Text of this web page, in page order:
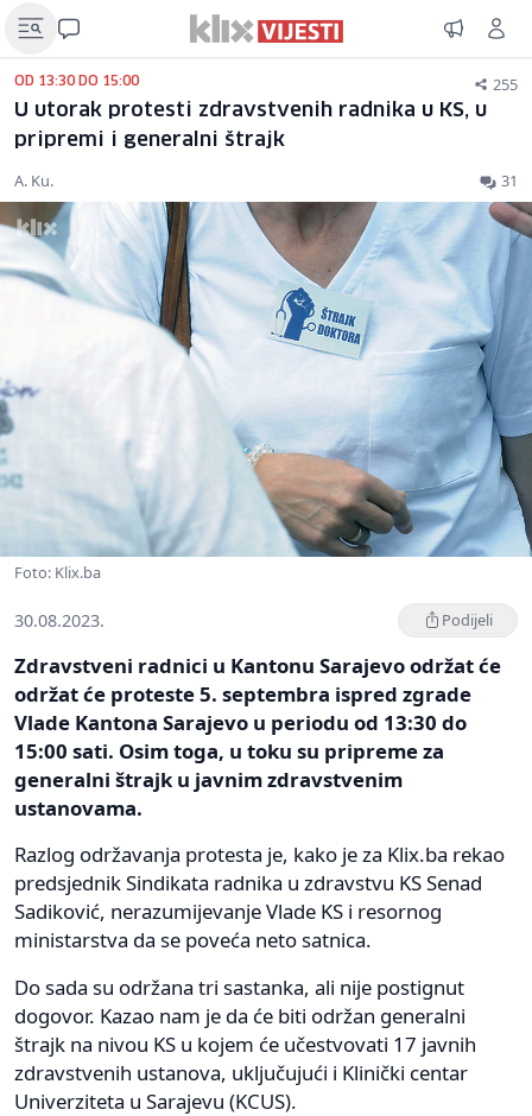
OD 13:30 DO 15:00 255
U utorak protesti zdravstvenih radnika u KS, u
pripremi i generalni štrajk
A. Ku. 31
Foto: Klix.ba
30.08.2023. Podijeli
Zdravstveni radnici u Kantonu Sarajevo održat će
održat će proteste 5. septembra ispred zgrade
Vlade Kantona Sarajevo u periodu od 13:30 do
15:00 sati. Osim toga, u toku su pripreme za
generalni štrajk u javnim zdravstvenim
ustanovama.
Razlog održavanja protesta je, kako je za Klix.ba rekao
predsjednik Sindikata radnika u zdravstvu KS Senad
Sadiković, nerazumijevanje Vlade KS i resornog
ministarstva da se poveća neto satnica.
Do sada su održana tri sastanka, ali nije postignut
dogovor. Kazao nam je da će biti održan generalni
štrajk na nivou KS u kojem će učestvovati 17 javnih
zdravstvenih ustanova, uključujući i Klinički centar
Univerziteta u Sarajevu (KCUS).